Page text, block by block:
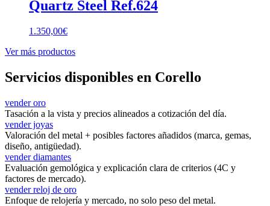
Quartz Steel Ref.624
1.350,00€
Ver más productos
Servicios disponibles en Corello
vender oro
Tasación a la vista y precios alineados a cotización del día.
vender joyas
Valoración del metal + posibles factores añadidos (marca, gemas,
diseño, antigüedad).
vender diamantes
Evaluación gemológica y explicación clara de criterios (4C y
factores de mercado).
vender reloj de oro
Enfoque de relojería y mercado, no solo peso del metal.